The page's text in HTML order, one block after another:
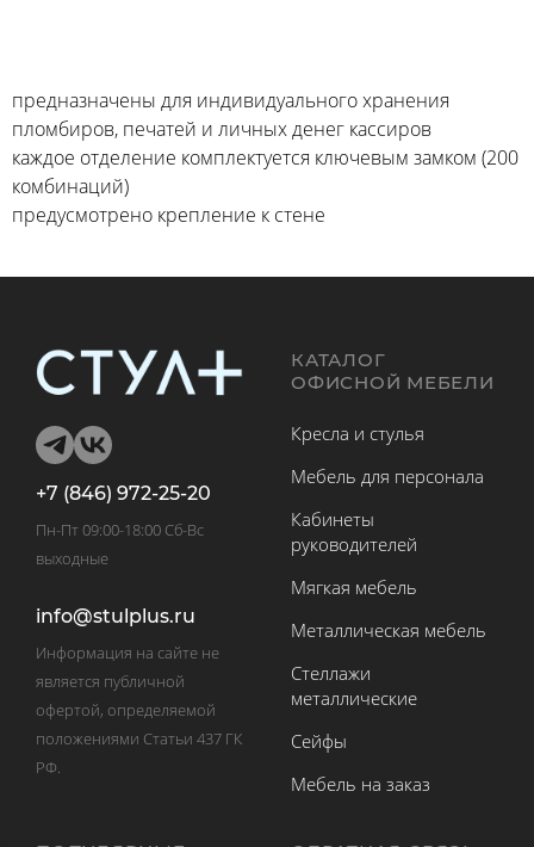
предназначены для индивидуального хранения
пломбиров, печатей и личных денег кассиров
каждое отделение комплектуется ключевым замком (200
комбинаций)
предусмотрено крепление к стене
+7 (846) 972-25-20
Пн-Пт 09:00-18:00 Сб-Вс
выходные
info@stulplus.ru
Информация на сайте не
является публичной
офертой, определяемой
положениями Статьи 437 ГК
РФ.
КАТАЛОГ
ОФИСНОЙ МЕБЕЛИ
Кресла и стулья
Мебель для персонала
Кабинеты
руководителей
Мягкая мебель
Металлическая мебель
Стеллажи
металлические
Сейфы
Мебель на заказ